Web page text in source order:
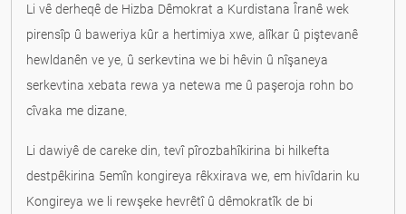
Li vê derheqê de Hizba Dêmokrat a Kurdistana Îranê wek
pirensîp û baweriya kûr a hertimiya xwe, alîkar û piştevanê
hewldanên ve ye, û serkevtina we bi hêvin û nîşaneya
serkevtina xebata rewa ya netewa me û paşeroja rohn bo
cîvaka me dizane.
Li dawiyê de careke din, tevî pîrozbahîkirina bi hilkefta
destpêkirina 5emîn kongireya rêkxirava we, em hivîdarin ku
Kongireya we li rewşeke hevrêtî û dêmokratîk de bi